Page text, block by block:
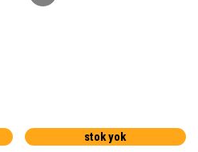
stok yok